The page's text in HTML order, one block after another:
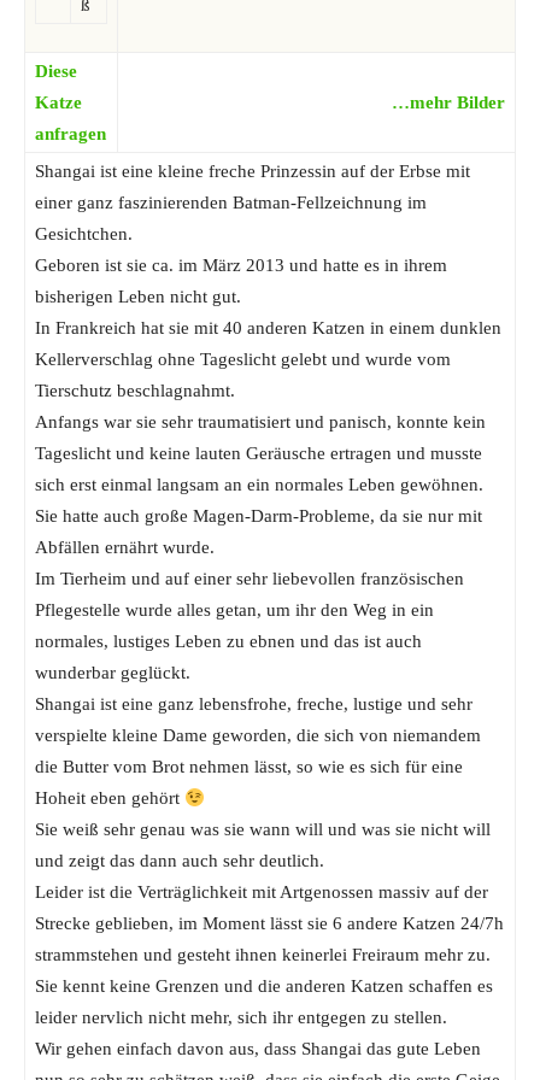
ß
Diese
Katze
anfragen
…mehr Bilder
Shangai ist eine kleine freche Prinzessin auf der Erbse mit
einer ganz faszinierenden Batman-Fellzeichnung im
Gesichtchen.
Geboren ist sie ca. im März 2013 und hatte es in ihrem
bisherigen Leben nicht gut.
In Frankreich hat sie mit 40 anderen Katzen in einem dunklen
Kellerverschlag ohne Tageslicht gelebt und wurde vom
Tierschutz beschlagnahmt.
Anfangs war sie sehr traumatisiert und panisch, konnte kein
Tageslicht und keine lauten Geräusche ertragen und musste
sich erst einmal langsam an ein normales Leben gewöhnen.
Sie hatte auch große Magen-Darm-Probleme, da sie nur mit
Abfällen ernährt wurde.
Im Tierheim und auf einer sehr liebevollen französischen
Pflegestelle wurde alles getan, um ihr den Weg in ein
normales, lustiges Leben zu ebnen und das ist auch
wunderbar geglückt.
Shangai ist eine ganz lebensfrohe, freche, lustige und sehr
verspielte kleine Dame geworden, die sich von niemandem
die Butter vom Brot nehmen lässt, so wie es sich für eine
Hoheit eben gehört
Sie weiß sehr genau was sie wann will und was sie nicht will
und zeigt das dann auch sehr deutlich.
Leider ist die Verträglichkeit mit Artgenossen massiv auf der
Strecke geblieben, im Moment lässt sie 6 andere Katzen 24/7h
strammstehen und gesteht ihnen keinerlei Freiraum mehr zu.
Sie kennt keine Grenzen und die anderen Katzen schaffen es
leider nervlich nicht mehr, sich ihr entgegen zu stellen.
Wir gehen einfach davon aus, dass Shangai das gute Leben